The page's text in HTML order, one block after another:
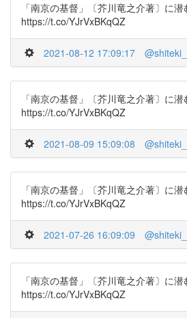
「南京の基督」〔芥川竜之介著〕に
https://t.co/YJrVxBKqQZ
2021-08-12 17:09:17
「南京の基督」〔芥川竜之介著〕に
https://t.co/YJrVxBKqQZ
2021-08-09 15:09:08
「南京の基督」〔芥川竜之介著〕に
https://t.co/YJrVxBKqQZ
2021-07-26 16:09:09
「南京の基督」〔芥川竜之介著〕に
https://t.co/YJrVxBKqQZ